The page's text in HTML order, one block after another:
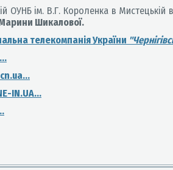
ОУНБ ім. В.Г. Короленка в Мистецькій
Шикалової.
телекомпанія України
IN.UA...